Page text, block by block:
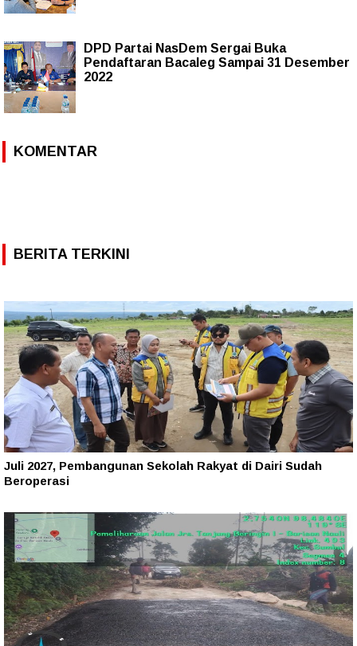
DPD Partai NasDem Sergai Buka
Pendaftaran Bacaleg Sampai 31 Desember
2022
KOMENTAR
BERITA TERKINI
Juli 2027, Pembangunan Sekolah Rakyat di Dairi Sudah
Beroperasi